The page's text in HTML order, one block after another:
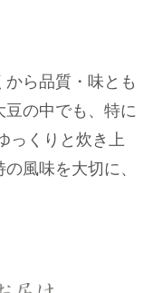
から品質・味とも
豆の中でも、特に
っくりと炊き上
風味を大切に、